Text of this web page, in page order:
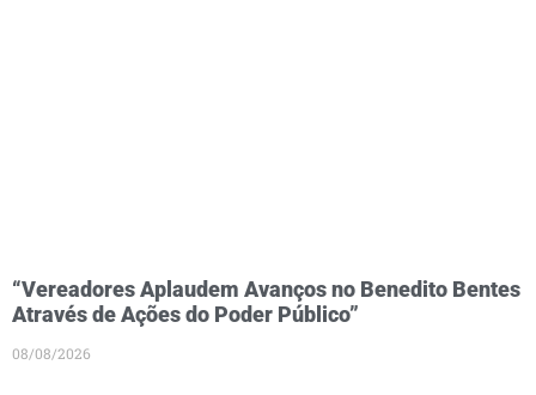
“Vereadores Aplaudem Avanços no Benedito Bentes
Através de Ações do Poder Público”
08/08/2026